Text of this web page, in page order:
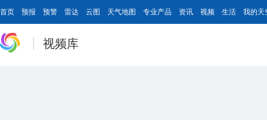
首页 预报 预警 雷达 云图 天气地图 专业产品 资讯 视频 生活 我的天
视频库